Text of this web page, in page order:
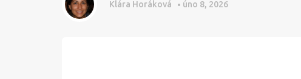
Klára Horáková úno 8, 2026